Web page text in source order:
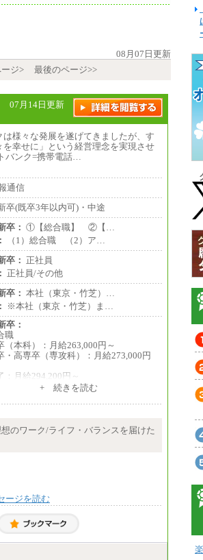
08月07日更新
ジ> 最後のページ>>
07月14日更新
様々な発展を遂げてきましたが、す
幸せに」という経営理念を実現させ
バンク=携帯電話…
通信
卒(既卒3年以内可)・中途
卒： ①【総合職】 ②【…
（1）総合職 （2）ア…
卒： 正社員
正社員/その他
卒： 本社（東京・竹芝）…
※本社（東京・竹芝）ま…
卒：
職
（本科）：月給263,000円～
高専卒（専攻科）：月給273,000円
：月給294,200円～
：月給304,800円～
した能力、高度な技術や実績をお持ち
ると認められる場合は、 上記の給与に
ず個別設定することがあります
職に支給するインセンティブは除く
間中も給与に変更はございません
給／20万5000円以上(正社員・準社
+ 続きを読む
のワーク/ライフ・バランスを届けた
ージを読む